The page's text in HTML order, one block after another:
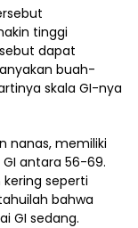
tinggi
dapat
buah-
skala GI-nya
nanas, memiliki
antara 56-69.
seperti
bahwa
GI sedang.